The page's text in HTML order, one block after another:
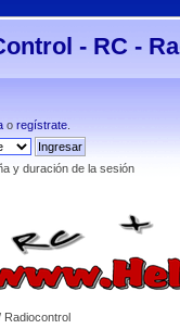
- RC -
o regístrate
y duración de la sesión
Radiocontrol